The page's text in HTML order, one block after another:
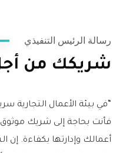
رسالة الرئيس التنفيذي
شريكك من
“في بيئة الأعمال التجارية
فأنت بحاجة إلى شريك
أعمالك وإدارتها بكفاءة. إن